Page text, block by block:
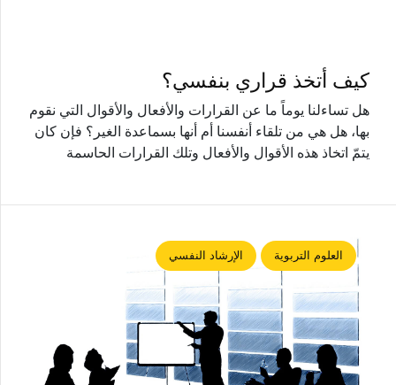
كيف أتخذ قراري بنفسي؟
هل تساءلنا يوماً ما عن القرارات والأفعال والأقوال التي نقوم
بها، هل هي من تلقاء أنفسنا أم أنها بسماعدة الغير؟ فإن كان
يتمّ اتخاذ هذه الأقوال والأفعال وتلك القرارات الحاسمة
العلوم التربوية الإرشاد النفسي